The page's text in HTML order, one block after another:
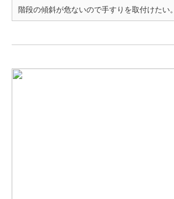
階段の傾斜が危ないので手すりを取付けたい。